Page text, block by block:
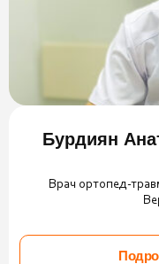
Бурдиян
Врач ортопед-